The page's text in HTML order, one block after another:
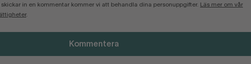
in en kommentar kommer vi att behandla dina personuppgifter.
Läs mer om vår
.
Kommentera